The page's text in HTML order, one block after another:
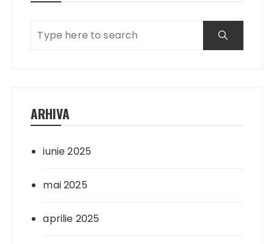
ARHIVA
iunie 2025
mai 2025
aprilie 2025